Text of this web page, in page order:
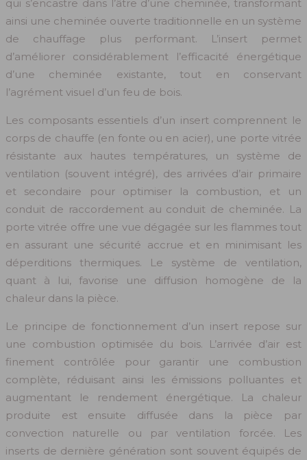
qui s’encastre dans l’âtre d’une cheminée, transformant
ainsi une cheminée ouverte traditionnelle en un système
de chauffage plus performant. L’insert permet
d’améliorer considérablement l’efficacité énergétique
d’une cheminée existante, tout en conservant
l’agrément visuel d’un feu de bois.
Les composants essentiels d’un insert comprennent le
corps de chauffe (en fonte ou en acier), une porte vitrée
résistante aux hautes températures, un système de
ventilation (souvent intégré), des arrivées d’air primaire
et secondaire pour optimiser la combustion, et un
conduit de raccordement au conduit de cheminée. La
porte vitrée offre une vue dégagée sur les flammes tout
en assurant une sécurité accrue et en minimisant les
déperditions thermiques. Le système de ventilation,
quant à lui, favorise une diffusion homogène de la
chaleur dans la pièce.
Le principe de fonctionnement d’un insert repose sur
une combustion optimisée du bois. L’arrivée d’air est
finement contrôlée pour garantir une combustion
complète, réduisant ainsi les émissions polluantes et
augmentant le rendement énergétique. La chaleur
produite est ensuite diffusée dans la pièce par
convection naturelle ou par ventilation forcée. Les
inserts de dernière génération sont souvent équipés de